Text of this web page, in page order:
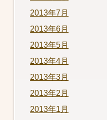
2013年7月
2013年6月
2013年5月
2013年4月
2013年3月
2013年2月
2013年1月